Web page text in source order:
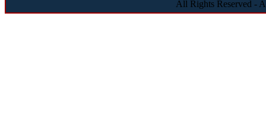
All Rights Reserved -